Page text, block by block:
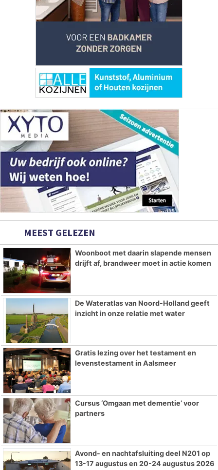
MEEST GELEZEN
Woonboot met daarin slapende mensen
drijft af, brandweer moet in actie komen
De Wateratlas van Noord-Holland geeft
inzicht in onze relatie met water
Gratis lezing over het testament en
levenstestament in Aalsmeer
Cursus ‘Omgaan met dementie’ voor
partners
Avond- en nachtafsluiting deel N201 op
13-17 augustus en 20-24 augustus 2026